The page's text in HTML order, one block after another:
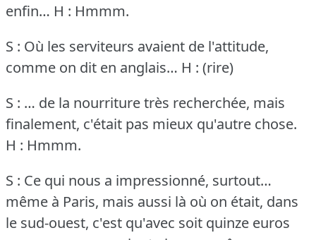
enfin… H : Hmmm.
S : Où les serviteurs avaient de l'attitude,
comme on dit en anglais… H : (rire)
S : … de la nourriture très recherchée, mais
finalement, c'était pas mieux qu'autre chose.
H : Hmmm.
S : Ce qui nous a impressionné, surtout…
même à Paris, mais aussi là où on était, dans
le sud-ouest, c'est qu'avec soit quinze euros